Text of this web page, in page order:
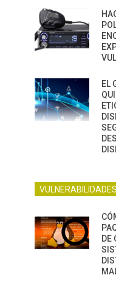
EL
VULNERABILIDADES
DE